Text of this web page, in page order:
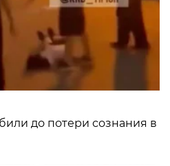
до потери сознания в